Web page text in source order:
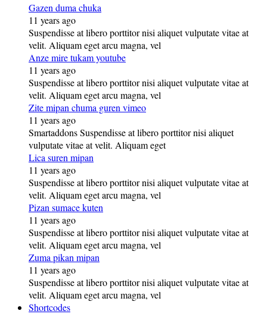
Gazen duma chuka
11 years ago
Suspendisse at libero porttitor nisi aliquet vulputate vitae at
velit. Aliquam eget arcu magna, vel
Anze mire tukam youtube
11 years ago
Suspendisse at libero porttitor nisi aliquet vulputate vitae at
velit. Aliquam eget arcu magna, vel
Zite mipan chuma guren vimeo
11 years ago
Smartaddons Suspendisse at libero porttitor nisi aliquet
vulputate vitae at velit. Aliquam eget
Lica suren mipan
11 years ago
Suspendisse at libero porttitor nisi aliquet vulputate vitae at
velit. Aliquam eget arcu magna, vel
Pizan sumace kuten
11 years ago
Suspendisse at libero porttitor nisi aliquet vulputate vitae at
velit. Aliquam eget arcu magna, vel
Zuma pikan mipan
11 years ago
Suspendisse at libero porttitor nisi aliquet vulputate vitae at
velit. Aliquam eget arcu magna, vel
Shortcodes